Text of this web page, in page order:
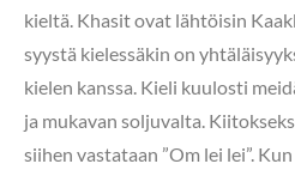
kieltä. Khasit ovat lähtöisin
syystä kielessäkin on
kielen kanssa. Kieli kuulosti
ja mukavan soljuvalta.
siihen vastataan ”Om lei lei”.